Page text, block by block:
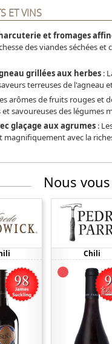
ET VINS
et fromages
des viandes séchées
grillées aux herbes:
terreuses de l'agneau
arômes de fruits rouges et
et savoureuses des légumes
glaçage aux agrumes:
magnifiquement avec la
Nous
Chili